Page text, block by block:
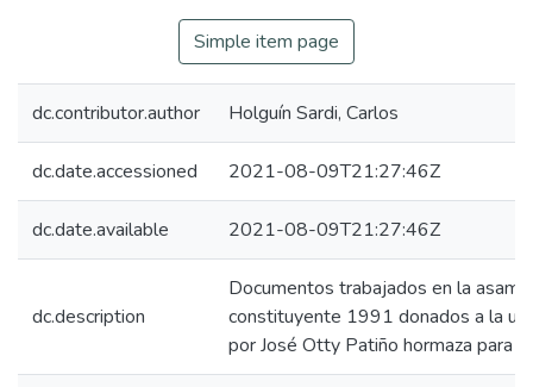
Simple item page
dc.contributor.author Holguín Sardi, Carlos
dc.date.accessioned 2021-08-09T21:27:46Z
dc.date.available 2021-08-09T21:27:46Z
dc.description
Documentos trabajados en la
constituyente 1991 donados a la
por José Otty Patiño hormaza para